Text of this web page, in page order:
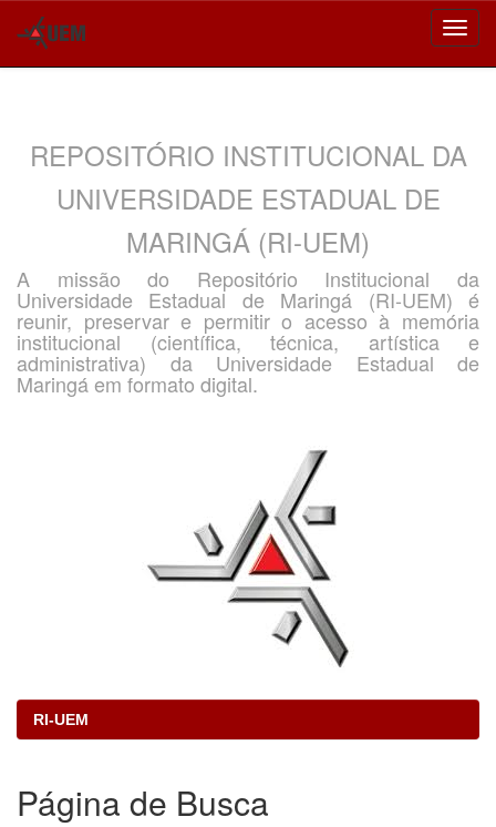
REPOSITÓRIO INSTITUCIONAL DA
UNIVERSIDADE ESTADUAL DE
MARINGÁ (RI-UEM)
A missão do Repositório Institucional da
Universidade Estadual de Maringá (RI-UEM) é
reunir, preservar e permitir o acesso à memória
institucional (científica, técnica, artística e
administrativa) da Universidade Estadual de
Maringá em formato digital.
RI-UEM
Página de Busca